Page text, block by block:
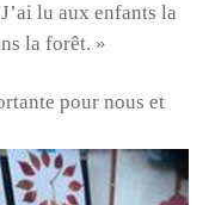
lu aux enfants la
la forêt. »
pour nous et